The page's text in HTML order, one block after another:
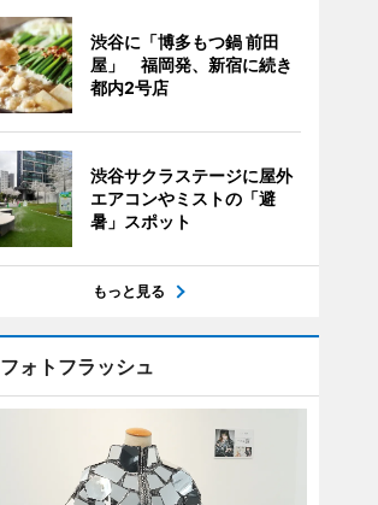
渋谷に「博多もつ鍋 前田
屋」 福岡発、新宿に続き
都内2号店
渋谷サクラステージに屋外
エアコンやミストの「避
暑」スポット
もっと見る
フォトフラッシュ